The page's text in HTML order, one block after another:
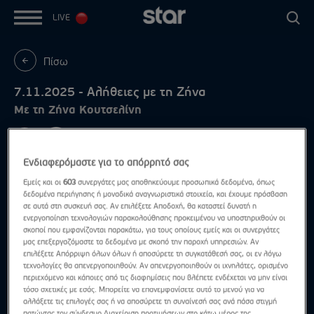
LIVE
Πίσω
7.11.2025 - Αλήθειες με τη Ζήνα
Με τη Ζήνα Κουτσελίνη
Ενδιαφερόμαστε για το απόρρητό σας
Εμείς και οι603 συνεργάτες μας αποθηκεύουμε προσωπικά δεδομένα, όπως
δεδομένα περιήγησης ή μοναδικά αναγνωριστικά στοιχεία, και έχουμε πρόσβαση
σε αυτά στη συσκευή σας. Αν επιλέξετε Αποδοχή, θα καταστεί δυνατή η
ενεργοποίηση τεχνολογιών παρακολούθησης προκειμένου να υποστηριχθούν οι
σκοποί που εμφανίζονται παρακάτω, για τους οποίους εμείς και οι συνεργάτες
μας επεξεργαζόμαστε τα δεδομένα με σκοπό την παροχή υπηρεσιών. Αν
επιλέξετε Απόρριψη όλων όλων ή αποσύρετε τη συγκατάθεσή σας, οι εν λόγω
τεχνολογίες θα απενεργοποιηθούν. Αν απενεργοποιηθούν οι ιχνηλάτες, ορισμένο
περιεχόμενο και κάποιες από τις διαφημίσεις που βλέπετε ενδέχεται να μην είναι
τόσο σχετικές με εσάς. Μπορείτε να επανεμφανίσετε αυτό το μενού για να
αλλάξετε τις επιλογές σας ή να αποσύρετε τη συναίνεσή σας ανά πάσα στιγμή